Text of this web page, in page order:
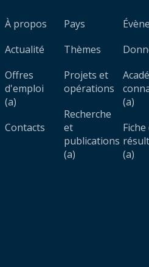
À propos
Actualité
Offres
d'emploi
(a)
Contacts
Pays
Thèmes
Projets et
opérations
Recherche
et
publications
(a)
(a)
Fiche
(a)